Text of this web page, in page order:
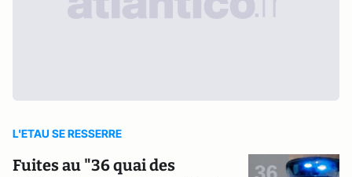
L'ETAU SE RESSERRE
Fuites au "36 quai des